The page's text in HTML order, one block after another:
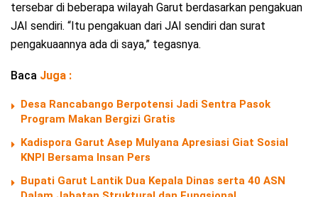
tersebar di beberapa wilayah Garut berdasarkan pengakuan
JAI sendiri. “Itu pengakuan dari JAI sendiri dan surat
pengakuaannya ada di saya,” tegasnya.
Baca Juga :
Desa Rancabango Berpotensi Jadi Sentra Pasok
Program Makan Bergizi Gratis
Kadispora Garut Asep Mulyana Apresiasi Giat Sosial
KNPI Bersama Insan Pers
Bupati Garut Lantik Dua Kepala Dinas serta 40 ASN